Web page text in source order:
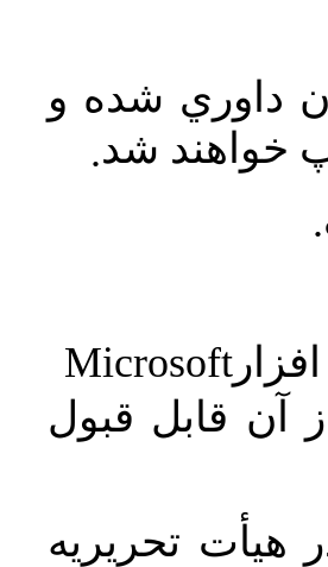
داوري شده و
خواهند شد.
Microsoft
آن قابل قبول
هیأت تحریریه